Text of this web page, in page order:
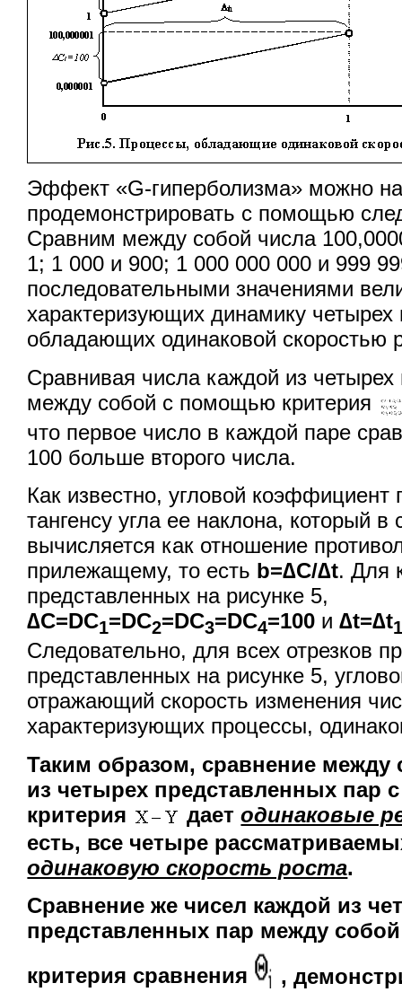
Эффект «G-гиперболизма» можно
продемонстрировать с помощью
Сравним между собой числа
1; 1 000 и 900; 1 000 000 000 и 999
последовательными значениями
характеризующих динамику четырех
обладающих одинаковой скоростью
Сравнивая числа каждой из
между собой с помощью критерия
что первое число в каждой паре
100 больше второго числа.
Как известно, угловой коэффициент
тангенсу угла ее наклона, который
вычисляется как отношение
прилежащему, то есть b=∆С/∆t. Для
представленных на рисунке 5,
∆С=DС1=DС2=DС3=DС4=100 и∆t=∆t
Следовательно, для всех отрезков
представленных на рисунке 5,
отражающий скорость изменения
характеризующих процессы,
Таким образом, сравнение между
из четырех представленных пар
критерия
даетодинаковые
есть, все четыре
одинаковую скорость роста.
Сравнение же чисел каждой из
представленных пар между
критерия сравнения
,